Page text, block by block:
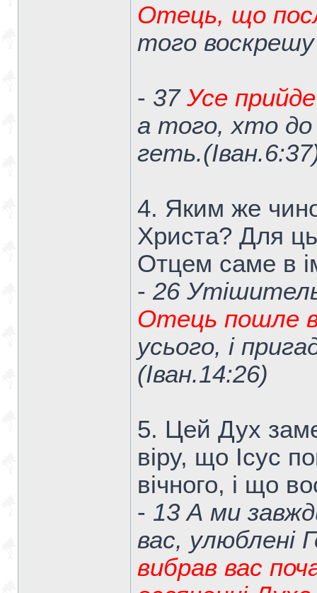
Отець, що
того
- 37 Усе
а того, хто
4. Яким же
Христа? Для
Отцем саме в
- 26
Отець пошле
усього, і
(Iван.14:26)
5. Цей Дух
віру, що Ісус
вічного, і що
- 13 А ми
вас,
вибрав вас